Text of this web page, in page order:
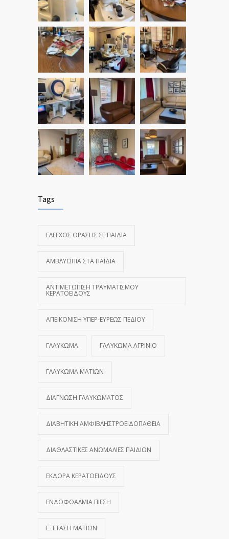
Tags
ΈΛΕΓΧΟΣ ΌΡΑΣΗΣ ΣΕ ΠΑΙΔΙΆ
ΑΜΒΛΥΩΠΊΑ ΣΤΑ ΠΑΙΔΙΆ
ΑΝΤΙΜΕΤΏΠΙΣΗ ΤΡΑΥΜΑΤΙΣΜΟΎ
ΚΕΡΑΤΟΕΙΔΟΎΣ
ΑΠΕΙΚΌΝΙΣΗ ΥΠΕΡ-ΕΥΡΈΩΣ ΠΕΔΊΟΥ
ΓΛΑΎΚΩΜΑ ΓΛΑΎΚΩΜΑ ΑΓΡΊΝΙΟ
ΓΛΑΎΚΩΜΑ ΜΑΤΙΏΝ
ΔΙΆΓΝΩΣΗ ΓΛΑΥΚΏΜΑΤΟΣ
ΔΙΑΒΗΤΙΚΉ ΑΜΦΙΒΛΗΣΤΡΟΕΙΔΟΠΆΘΕΙΑ
ΔΙΑΘΛΑΣΤΙΚΈΣ ΑΝΩΜΑΛΊΕΣ ΠΑΙΔΙΏΝ
ΕΚΔΟΡΆ ΚΕΡΑΤΟΕΙΔΟΎΣ
ΕΝΔΟΦΘΆΛΜΙΑ ΠΊΕΣΗ
ΕΞΈΤΑΣΗ ΜΑΤΙΏΝ